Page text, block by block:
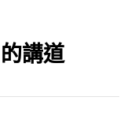
講道